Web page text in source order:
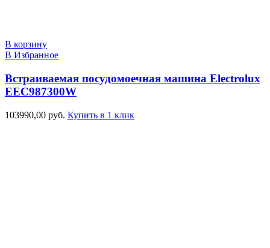
В корзину
В Избранное
Встраиваемая посудомоечная машина Electrolux
EEC987300W
103990,00 руб. Купить в 1 клик